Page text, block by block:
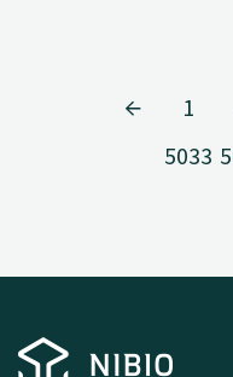
1
5033